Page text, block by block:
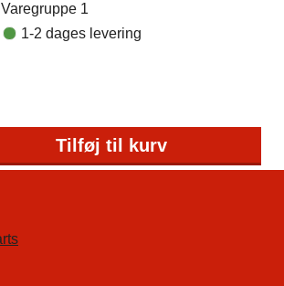
Varegruppe 1
1-2 dages levering
Tilføj til kurv